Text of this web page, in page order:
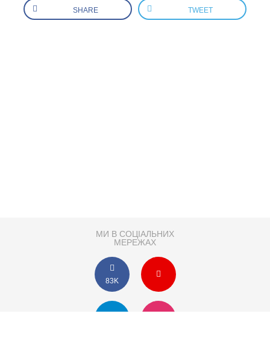
SHARE TWEET
МИ В СОЦІАЛЬНИХ
МЕРЕЖАХ
83K